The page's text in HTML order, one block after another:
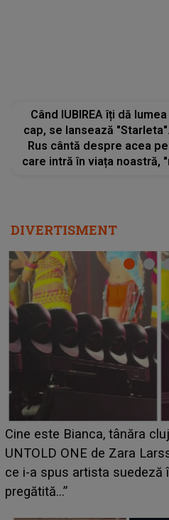
pentru care zâmbim
DIVERTISMENT
HOROSCOP 11 august
aduce tensiuni uriașe
izbucnesc din senin în jurul
scapă de sub control